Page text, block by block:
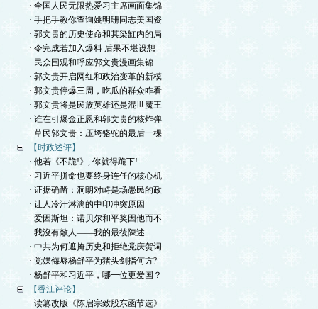
· 全国人民无限热爱习主席画面集锦
· 手把手教你查询姚明珊同志美国资
· 郭文贵的历史使命和其染缸内的局
· 令完成若加入爆料 后果不堪设想
· 民众围观和呼应郭文贵漫画集锦
· 郭文贵开启网红和政治变革的新模
· 郭文贵停爆三周，吃瓜的群众咋看
· 郭文贵将是民族英雄还是混世魔王
· 谁在引爆金正恩和郭文贵的核炸弹
· 草民郭文贵：压垮骆驼的最后一棵
【时政述评】
· 他若《不跪!》, 你就得跪下!
· 习近平拼命也要终身连任的核心机
· 证据确凿：洞朗对峙是场愚民的政
· 让人冷汗淋漓的中印冲突原因
· 爱因斯坦：诺贝尔和平奖因他而不
· 我沒有敵人——我的最後陳述
· 中共为何遮掩历史和拒绝党庆贺词
· 党媒侮辱杨舒平为猪头剑指何方?
· 杨舒平和习近平，哪一位更爱国？
【香江评论】
· 读篡改版《陈启宗致股东函节选》